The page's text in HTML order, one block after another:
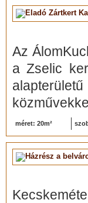
Az
a Zselic
méret: 20m²